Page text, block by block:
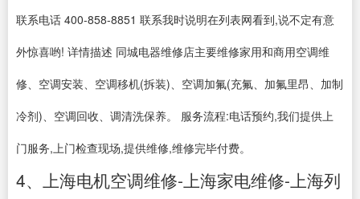
联系电话 400-858-8851 联系我时说明在列表网看到,说不定有意
外惊喜哟! 详情描述 同城电器维修店主要维修家用和商用空调维
修、空调安装、空调移机(拆装)、空调加氟(充氟、加氟里昂、加制
冷剂)、空调回收、调清洗保养。 服务流程:电话预约,我们提供上
门服务,上门检查现场,提供维修,维修完毕付费。
4、上海电机空调维修-上海家电维修-上海列